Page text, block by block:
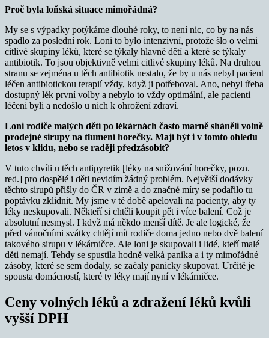
Proč byla loňská situace mimořádná?
My se s výpadky potýkáme dlouhé roky, to není nic, co by na nás
spadlo za poslední rok. Loni to bylo intenzivní, protože šlo o velmi
citlivé skupiny léků, které se týkaly hlavně dětí a které se týkaly
antibiotik. To jsou objektivně velmi citlivé skupiny léků. Na druhou
stranu se zejména u těch antibiotik nestalo, že by u nás nebyl pacient
léčen antibiotickou terapií vždy, když ji potřeboval. Ano, nebyl třeba
dostupný lék první volby a nebylo to vždy optimální, ale pacienti
léčeni byli a nedošlo u nich k ohrožení zdraví.
Loni rodiče malých dětí po lékárnách často marně sháněli volně
prodejné sirupy na tlumení horečky. Mají být i v tomto ohledu
letos v klidu, nebo se raději předzásobit?
V tuto chvíli u těch antipyretik [léky na snižování horečky, pozn.
red.] pro dospělé i děti nevidím žádný problém. Největší dodávky
těchto sirupů přišly do ČR v zimě a do značné míry se podařilo tu
poptávku zklidnit. My jsme v té době apelovali na pacienty, aby ty
léky neskupovali. Někteří si chtěli koupit pět i více balení. Což je
absolutní nesmysl. I když má někdo menší dítě. Je ale logické, že
před vánočními svátky chtějí mít rodiče doma jedno nebo dvě balení
takového sirupu v lékárničce. Ale loni je skupovali i lidé, kteří malé
děti nemají. Tehdy se spustila hodně velká panika a i ty mimořádné
zásoby, které se sem dodaly, se začaly panicky skupovat. Určitě je
spousta domácností, které ty léky mají nyní v lékárničce.
Ceny volných léků a zdražení léků kvůli
vyšší DPH